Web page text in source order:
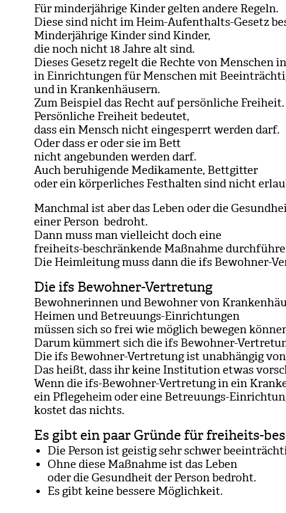
Für min­der­jäh­rige Kin­der gel­ten andere Regeln.
Diese sind nicht im Heim-Auf­ent­halts-Gesetz
Min­der­jäh­rige Kin­der sind Kin­der,
die noch nicht 18 Jahre alt sind.
Die­ses Gesetz regelt die Rechte von Men­schen
in Ein­rich­tun­gen für Men­schen mit
und in Kran­ken­häu­sern.
Zum Bei­spiel das Recht auf per­sön­li­che Frei­heit.
Per­sön­li­che Frei­heit bedeu­tet,
dass ein Mensch nicht ein­ge­sperrt wer­den darf.
Oder dass er oder sie im Bett
nicht ange­bun­den wer­den darf.
Auch beru­hi­gende Medi­ka­mente, Bett­git­ter
oder ein kör­per­li­ches Fest­hal­ten sind nicht
Manch­mal ist aber das Leben oder die
einer Per­son bedroht.
Dann muss man viel­leicht doch eine
frei­heits-beschrän­kende Maß­nahme
Die Heim­lei­tung muss dann die ifs Bewoh­ner-
Die ifs Bewohner-Vertretung
Bewoh­ne­rin­nen und Bewoh­ner von
Hei­men und Betreu­ungs-Ein­rich­tun­gen
müs­sen sich so frei wie mög­lich bewe­gen
Darum küm­mert sich die ifs Bewoh­ner-
Die ifs Bewoh­ner-Ver­tre­tung ist unab­hän­gig
Das heißt, dass ihr keine Insti­tu­tion etwas
Wenn die ifs-Bewoh­ner-Ver­tre­tung in ein
ein Pfle­ge­heim oder eine Betreu­ungs-
kos­tet das nichts.
Es gibt ein paar Gründe für freiheits-
Die Per­son ist geis­tig sehr schwer
Ohne diese Maß­nahme ist das Leben
oder die Gesund­heit der Per­son bedroht.
Es gibt keine bes­sere Mög­lich­keit.